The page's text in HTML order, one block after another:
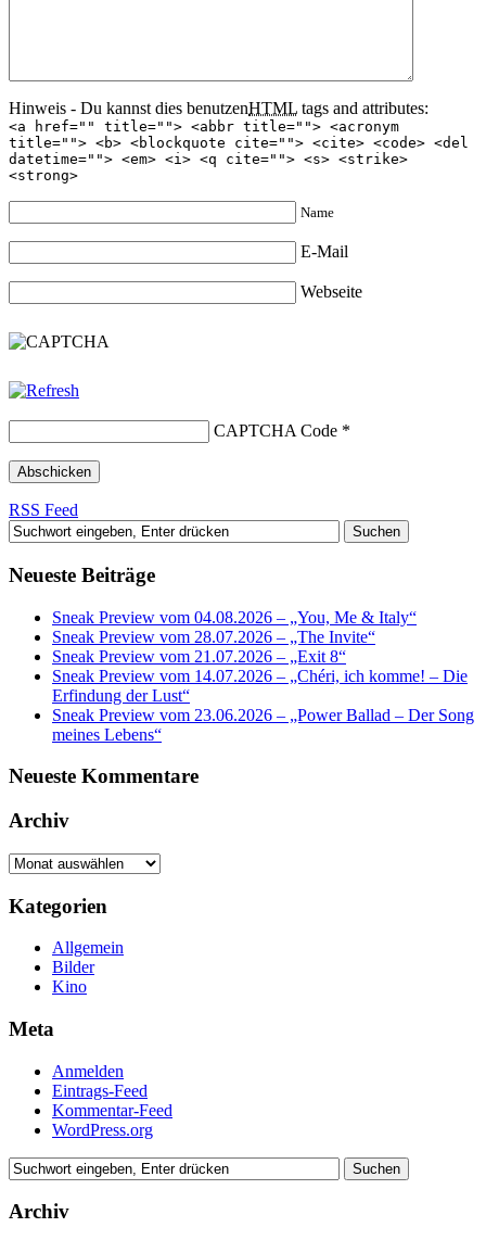
Hinweis - Du kannst dies benutzenHTML tags and attributes:
<a href="" title=""> <abbr title=""> <acronym
title=""> <b> <blockquote cite=""> <cite> <code> <del
datetime=""> <em> <i> <q cite=""> <s> <strike>
<strong>
Name
E-Mail
Webseite
CAPTCHA Code *
RSS Feed
Neueste Beiträge
Sneak Preview vom 04.08.2026 – „You, Me & Italy“
Sneak Preview vom 28.07.2026 – „The Invite“
Sneak Preview vom 21.07.2026 – „Exit 8“
Sneak Preview vom 14.07.2026 – „Chéri, ich komme! – Die
Erfindung der Lust“
Sneak Preview vom 23.06.2026 – „Power Ballad – Der Song
meines Lebens“
Neueste Kommentare
Archiv
Archiv
Kategorien
Allgemein
Bilder
Kino
Meta
Anmelden
Eintrags-Feed
Kommentar-Feed
WordPress.org
Archiv